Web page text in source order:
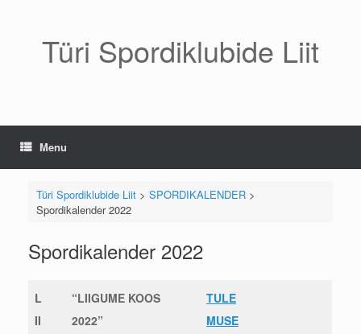
Türi Spordiklubide Liit
Menu
Türi Spordiklubide Liit> SPORDIKALENDER>
Spordikalender 2022
Spordikalender 2022
L
II
“LIIGUME KOOS
2022”
TULE
MUSE